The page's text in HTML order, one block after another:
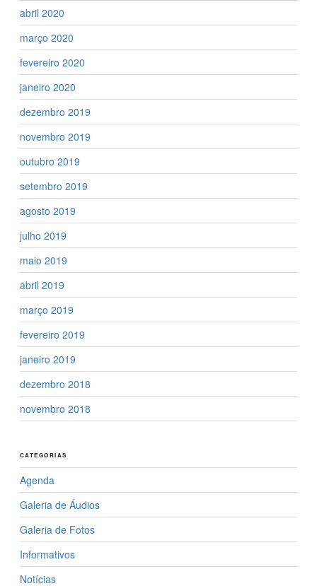
abril 2020
março 2020
fevereiro 2020
janeiro 2020
dezembro 2019
novembro 2019
outubro 2019
setembro 2019
agosto 2019
julho 2019
maio 2019
abril 2019
março 2019
fevereiro 2019
janeiro 2019
dezembro 2018
novembro 2018
CATEGORIAS
Agenda
Galeria de Áudios
Galeria de Fotos
Informativos
Notícias